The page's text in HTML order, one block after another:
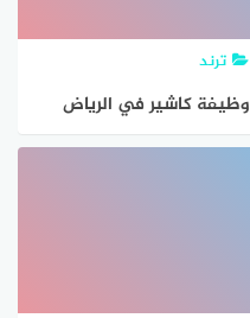
ترند
وظيفة كاشير في الرياض
براتب 7600 ريال للجنسين